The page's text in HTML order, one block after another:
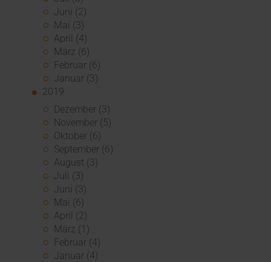
Juni (2)
Mai (3)
April (4)
März (6)
Februar (6)
Januar (3)
2019
Dezember (3)
November (5)
Oktober (6)
September (6)
August (3)
Juli (3)
Juni (3)
Mai (6)
April (2)
März (1)
Februar (4)
Januar (4)